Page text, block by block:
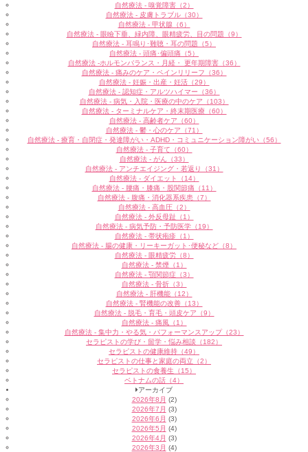
自然療法 - 嗅覚障害（2）
自然療法 - 皮膚トラブル（30）
自然療法 - 甲状腺（6）
自然療法 - 眼瞼下垂、緑内障、眼精疲労、目の問題（9）
自然療法 - 耳鳴り･難聴・耳の問題（5）
自然療法 - 頭痛･偏頭痛（5）
自然療法 -ホルモンバランス・月経・ 更年期障害（36）
自然療法 - 痛みのケア・ペインリリーフ（36）
自然療法 - 妊娠・出産・妊活（29）
自然療法 - 認知症・アルツハイマー（36）
自然療法 - 病気・入院・医療の中のケア（103）
自然療法 - ターミナルケア・終末期医療（60）
自然療法 - 高齢者ケア（60）
自然療法 - 鬱・心のケア（71）
自然療法 - 療育・自閉症・発達障がい・ADHD・コミュニケーション障がい（56）
自然療法 - 子育て（60）
自然療法 - がん（33）
自然療法 - アンチエイジング・若返り（31）
自然療法 - ダイエット（14）
自然療法 - 腰痛・膝痛・股関節痛（11）
自然療法 - 腹痛・消化器系疾患（7）
自然療法 - 高血圧（2）
自然療法 - 外反母趾（1）
自然療法 - 病気予防・予防医学（19）
自然療法 - 帯状疱疹（1）
自然療法 - 腸の健康・リーキーガット･便秘など（8）
自然療法 - 眼精疲労（8）
自然療法 - 禁煙（1）
自然療法 - 顎関節症（3）
自然療法 - 骨折（3）
自然療法 - 肝機能（12）
自然療法 - 腎機能の改善（13）
自然療法 - 脱毛・育毛・頭皮ケア（9）
自然療法 - 痛風（1）
自然療法 - 集中力・やる気・パフォーマンスアップ（23）
セラピストの学び・留学・悩み相談（182）
セラピストの健康維持（49）
セラピストの仕事と家庭の両立（2）
セラピストの食養生（15）
ベトナムの話（4）
アーカイブ
2026年8月 (2)
2026年7月 (3)
2026年6月 (3)
2026年5月 (4)
2026年4月 (3)
2026年3月 (4)